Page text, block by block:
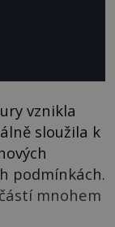
vznikla
sloužila k
podmínkách.
mnohem